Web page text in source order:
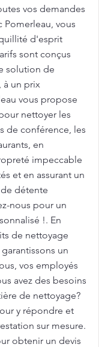
vos demandes
Pomerleau, vous
d'esprit
sont conçus
solution de
à un prix
vous propose
nettoyer les
de conférence, les
en
impeccable
et en assurant un
détente
nous pour un
!. En
de nettoyage
un
vos employés
avez des besoins
de nettoyage?
y répondre et
sur mesure.
obtenir un devis